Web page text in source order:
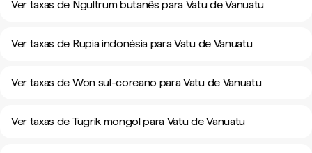
Ver taxas de Ngultrum butanês para Vatu de Vanuatu
Ver taxas de Rupia indonésia para Vatu de Vanuatu
Ver taxas de Won sul-coreano para Vatu de Vanuatu
Ver taxas de Tugrik mongol para Vatu de Vanuatu